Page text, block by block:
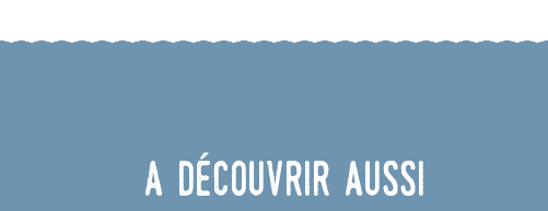
A découvrir aussi